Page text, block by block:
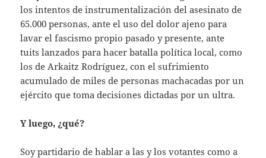
los intentos de instrumentalización del asesinato de
65.000 personas, ante el uso del dolor ajeno para
lavar el fascismo propio pasado y presente, ante
tuits lanzados para hacer batalla política local, como
los de Arkaitz Rodríguez, con el sufrimiento
acumulado de miles de personas machacadas por un
ejército que toma decisiones dictadas por un ultra.
Y luego, ¿qué?
Soy partidario de hablar a las y los votantes como a